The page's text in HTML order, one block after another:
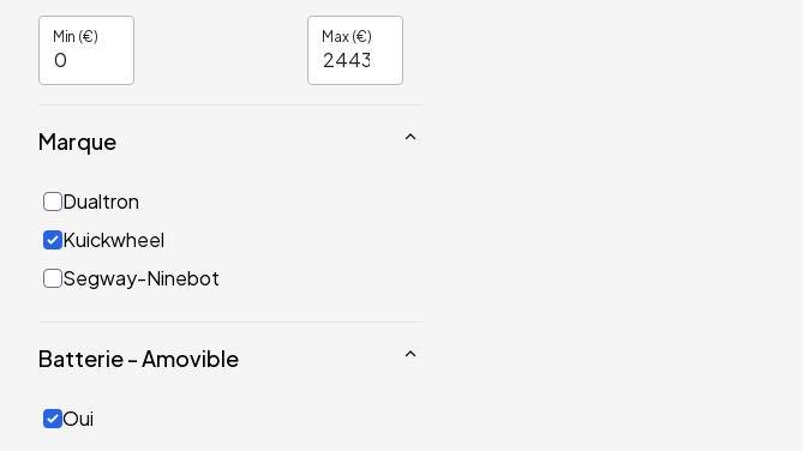
Min (€) Max (€)
Marque
Dualtron
Kuickwheel
Segway-Ninebot
Batterie - Amovible
Oui